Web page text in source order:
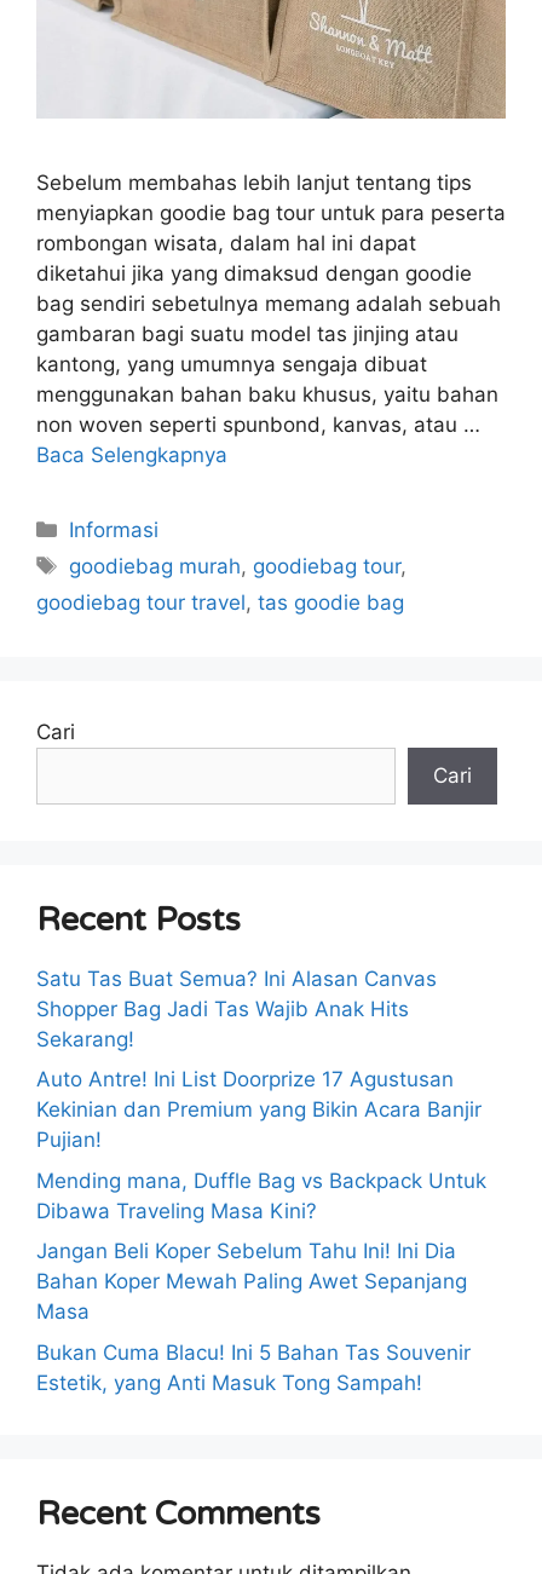
Sebelum membahas lebih lanjut tentang tips
menyiapkan goodie bag tour untuk para peserta
rombongan wisata, dalam hal ini dapat
diketahui jika yang dimaksud dengan goodie
bag sendiri sebetulnya memang adalah sebuah
gambaran bagi suatu model tas jinjing atau
kantong, yang umumnya sengaja dibuat
menggunakan bahan baku khusus, yaitu bahan
non woven seperti spunbond, kanvas, atau …
Baca Selengkapnya
Kategori
Informasi
Tag
goodiebag murah, goodiebag tour,
goodiebag tour travel, tas goodie bag
Cari
Cari
Recent Posts
Satu Tas Buat Semua? Ini Alasan Canvas
Shopper Bag Jadi Tas Wajib Anak Hits
Sekarang!
Auto Antre! Ini List Doorprize 17 Agustusan
Kekinian dan Premium yang Bikin Acara Banjir
Pujian!
Mending mana, Duffle Bag vs Backpack Untuk
Dibawa Traveling Masa Kini?
Jangan Beli Koper Sebelum Tahu Ini! Ini Dia
Bahan Koper Mewah Paling Awet Sepanjang
Masa
Bukan Cuma Blacu! Ini 5 Bahan Tas Souvenir
Estetik, yang Anti Masuk Tong Sampah!
Recent Comments